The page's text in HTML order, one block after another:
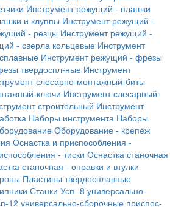
Инструмент режущий - плашки
и клуппы Инструмент режущий -
- резцы Инструмент режущий -
- сверла кольцевые Инструмент
Инструмент режущий - фрезы
твердоспл-ные Инструмент
слесарно-монтажный-биты
ключи Инструмент слесарный-
строительный Инструмент
Наборы инструмента Наборы
Оборудование - крепёж
Оснастка и приспособления -
- тиски Оснастка станочная
станочная - оправки и втулки
Пластины твёрдосплавные
Станки Усп- 8 универсально-
12 универсально-сборочные приспос-